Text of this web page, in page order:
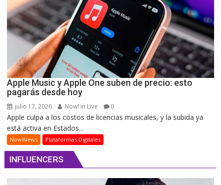
Apple Music y Apple One suben de precio: esto
pagarás desde hoy
julio 17, 2026 Now! in Live 0
Apple culpa a los costos de licencias musicales, y la subida ya
está activa en Estados...
Now!News Plataformas Digitales
INFLUENCERS